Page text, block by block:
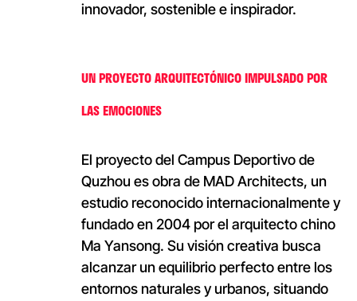
innovador, sostenible e inspirador.
UN PROYECTO ARQUITECTÓNICO IMPULSADO POR
LAS EMOCIONES
El proyecto del Campus Deportivo de
Quzhou es obra de MAD Architects, un
estudio reconocido internacionalmente y
fundado en 2004 por el arquitecto chino
Ma Yansong. Su visión creativa busca
alcanzar un equilibrio perfecto entre los
entornos naturales y urbanos, situando